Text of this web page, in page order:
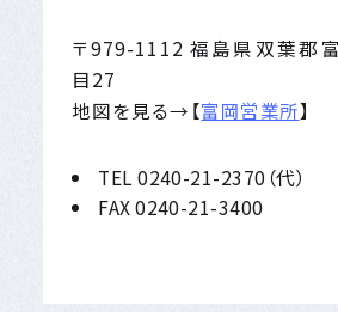
〒979-1112 福島県双葉郡
目27
地図を見る→【富岡営業所】
TEL 0240-21-2370（代）
FAX 0240-21-3400